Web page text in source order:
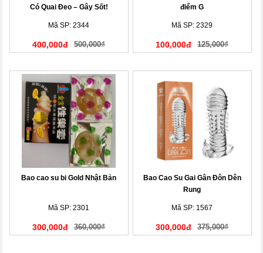
Có Quai Đeo – Gây Sốt!
Mã SP: 2344
400,000đ 500,000₫
điểm G
Mã SP: 2329
100,000đ 125,000₫
Bao cao su bi Gold Nhật Bản
Mã SP: 2301
300,000đ 360,000₫
Bao Cao Su Gai Gân Đôn Dên
Rung
Mã SP: 1567
300,000đ 375,000₫